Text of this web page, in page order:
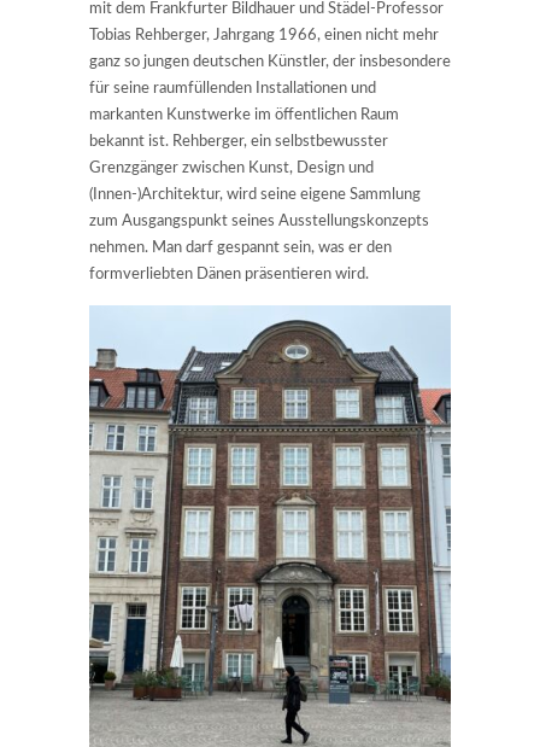
mit dem Frankfurter Bildhauer und Städel-Professor
Tobias Rehberger, Jahrgang 1966, einen nicht mehr
ganz so jungen deutschen Künstler, der insbesondere
für seine raumfüllenden Installationen und
markanten Kunstwerke im öffentlichen Raum
bekannt ist. Rehberger, ein selbstbewusster
Grenzgänger zwischen Kunst, Design und
(Innen-)Architektur, wird seine eigene Sammlung
zum Ausgangspunkt seines Ausstellungskonzepts
nehmen. Man darf gespannt sein, was er den
formverliebten Dänen präsentieren wird.